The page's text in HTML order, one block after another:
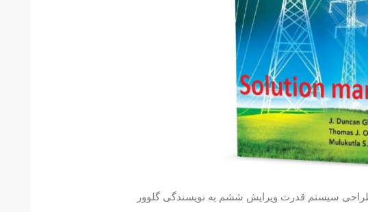
طراحی سیستم قدرت ویرایش ششم به نویسندگی گلوور